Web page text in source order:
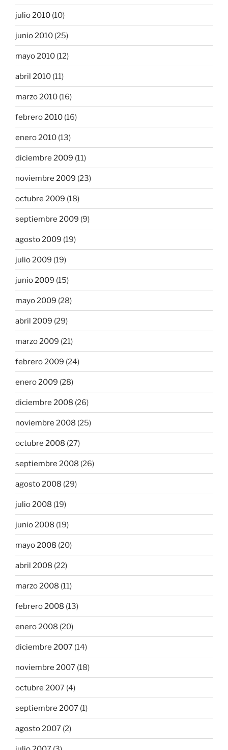
julio 2010 (10)
junio 2010 (25)
mayo 2010 (12)
abril 2010 (11)
marzo 2010 (16)
febrero 2010 (16)
enero 2010 (13)
diciembre 2009 (11)
noviembre 2009 (23)
octubre 2009 (18)
septiembre 2009 (9)
agosto 2009 (19)
julio 2009 (19)
junio 2009 (15)
mayo 2009 (28)
abril 2009 (29)
marzo 2009 (21)
febrero 2009 (24)
enero 2009 (28)
diciembre 2008 (26)
noviembre 2008 (25)
octubre 2008 (27)
septiembre 2008 (26)
agosto 2008 (29)
julio 2008 (19)
junio 2008 (19)
mayo 2008 (20)
abril 2008 (22)
marzo 2008 (11)
febrero 2008 (13)
enero 2008 (20)
diciembre 2007 (14)
noviembre 2007 (18)
octubre 2007 (4)
septiembre 2007 (1)
agosto 2007 (2)